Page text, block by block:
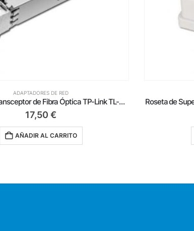
ADAPTADORES DE RED
Modulo SFP Transceptor de Fibra Óptica TP-Link TL-SM321A-2 Bidireccional
17,50 €
AÑADIR AL CARRITO
Roseta de